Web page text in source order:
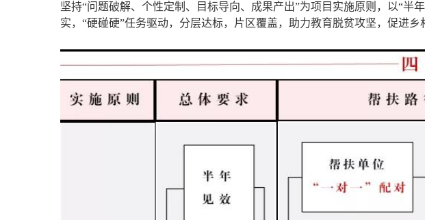
坚持“问题破解、个性定制、目标导向、成果产出”为项目实施原则，以“半
实，“硬碰硬”任务驱动，分层达标，片区覆盖，助力教育脱贫攻坚，促进